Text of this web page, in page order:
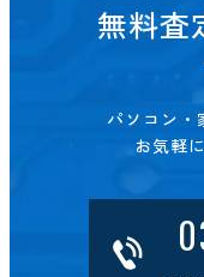
無料査
パソコン・
お気軽